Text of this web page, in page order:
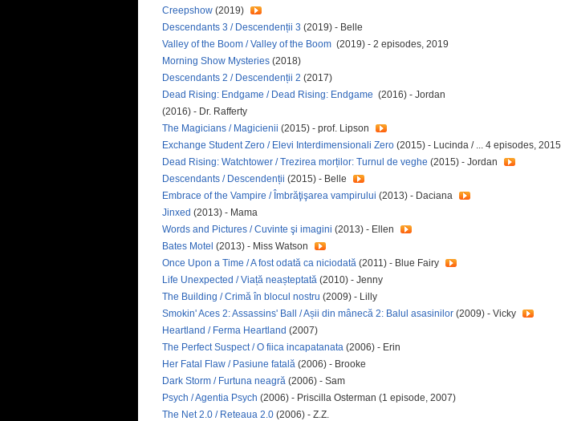
Creepshow (2019)
Descendants 3 / Descendenții 3 (2019) - Belle
Valley of the Boom / Valley of the Boom (2019) - 2 episodes, 2019
Morning Show Mysteries (2018)
Descendants 2 / Descendenții 2 (2017)
Dead Rising: Endgame / Dead Rising: Endgame (2016) - Jordan
(2016) - Dr. Rafferty
The Magicians / Magicienii (2015) - prof. Lipson
Exchange Student Zero / Elevi Interdimensionali Zero (2015) - Lucinda / ... 4 episodes, 2015
Dead Rising: Watchtower / Trezirea morților: Turnul de veghe (2015) - Jordan
Descendants / Descendenții (2015) - Belle
Embrace of the Vampire / Îmbrăţişarea vampirului (2013) - Daciana
Jinxed (2013) - Mama
Words and Pictures / Cuvinte şi imagini (2013) - Ellen
Bates Motel (2013) - Miss Watson
Once Upon a Time / A fost odată ca niciodată (2011) - Blue Fairy
Life Unexpected / Viață neașteptată (2010) - Jenny
The Building / Crimă în blocul nostru (2009) - Lilly
Smokin' Aces 2: Assassins' Ball / Așii din mânecă 2: Balul asasinilor (2009) - Vicky
Heartland / Ferma Heartland (2007)
The Perfect Suspect / O fiica incapatanata (2006) - Erin
Her Fatal Flaw / Pasiune fatală (2006) - Brooke
Dark Storm / Furtuna neagră (2006) - Sam
Psych / Agentia Psych (2006) - Priscilla Osterman (1 episode, 2007)
The Net 2.0 / Reteaua 2.0 (2006) - Z.Z.